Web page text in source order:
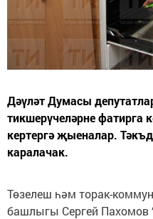
Дәүләт Думасы
тикшерүчеләрне фатирга
кертергә җыеналар.
каралачак.
Төзелеш һәм торак-
башлыгы Сергей Пахомов